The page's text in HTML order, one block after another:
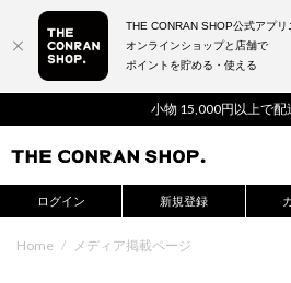
小物 15,000円以上で配
ログイン 新規登録
Home / メディア掲載ページ
THE CONRAN SHOP公式アプリ
オンラインショップと店舗で
ポイントを貯める・使える